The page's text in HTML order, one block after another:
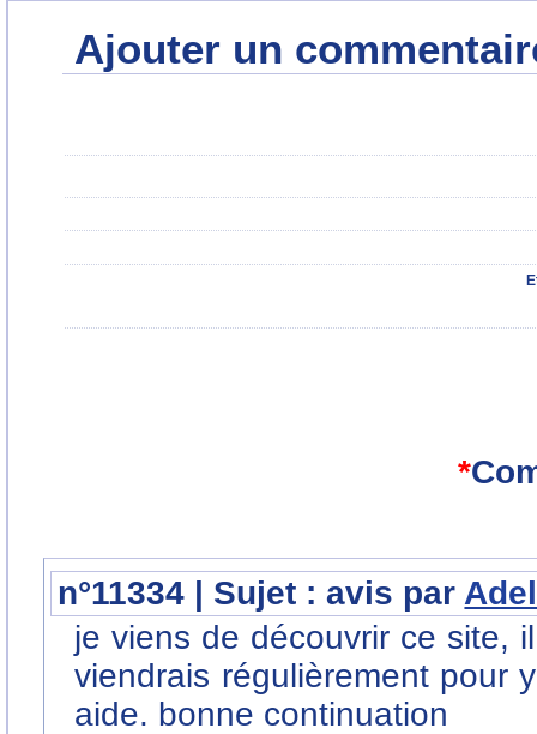
Ajouter un
*
n°11334 | Sujet : avis par
je viens de découvrir ce site,
viendrais régulièrement pour
aide. bonne continuation